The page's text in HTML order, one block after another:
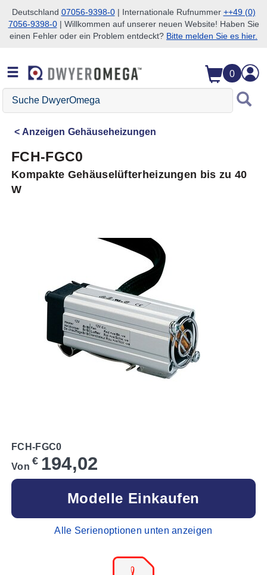
Zum Suchen überspringen
Zum Hauptinhalt überspringen
Zur Navigation überspringen
Deutschland 07056-9398-0| Internationale Rufnummer ++49 (0)
7056-9398-0| Willkommen auf unserer neuen Website! Haben Sie
einen Fehler oder ein Problem entdeckt? Bitte melden Sie es hier.
0
Suche
DwyerOmega
Anzeigen Gehäuseheizungen
FCH-FGC0
Kompakte Gehäuselüfterheizungen bis zu 40
W
FCH-FGC0
Von € 194,02
Modelle Einkaufen
Alle Serienoptionen unten anzeigen